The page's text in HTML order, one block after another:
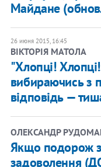
Майдане
26 июня 2015, 16:45
ВІКТОРІЯ МАТОЛА
"Хлопці!
вибираючись з
відповідь —
ОЛЕКСАНДР
Якщо подорож
задоволення